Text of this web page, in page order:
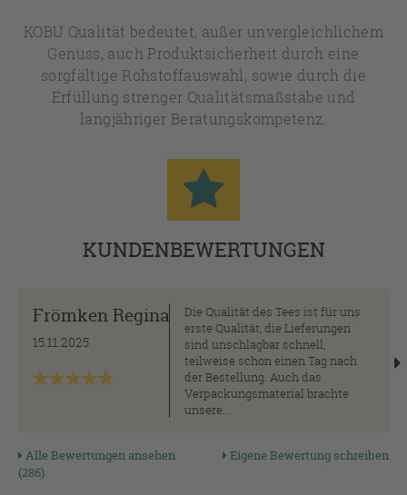
KOBU Qualität bedeutet, außer unvergleichlichem
Genuss, auch Produktsicherheit durch eine
sorgfältige Rohstoffauswahl, sowie durch die
Erfüllung strenger Qualitätsmaßstäbe und
langjähriger Beratungskompetenz.
KUNDENBEWERTUNGEN
Frömken Regina
15.11.2025
Die Qualität des Tees ist für uns
erste Qualität, die Lieferungen
sind unschlagbar schnell,
teilweise schon einen Tag nach
der Bestellung. Auch das
Verpackungsmaterial brachte
unsere...
Alle Bewertungen ansehen
(286)
Eigene Bewertung schreiben